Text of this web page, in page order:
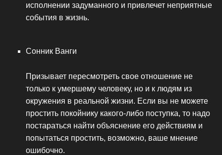
исполнении задуманного и привлечет неприятные
события в жизнь.
Сонник Ванги
Призывает пересмотреть свое отношение не
только к умершему человеку, но и к людям из
окружения в реальной жизни. Если вы не можете
простить покойнику какого-либо поступка, то надо
постараться найти объяснение его действиям и
попытаться простить, возможно, ваше мнение
ошибочно.